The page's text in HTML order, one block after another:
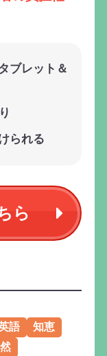
ブレット＆
られる
ら
語
知恵